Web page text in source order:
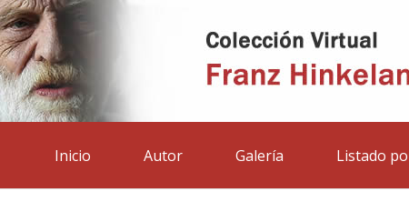
Inicio Autor Galería Listado